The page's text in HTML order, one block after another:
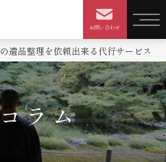
遺品整理を依頼出来る代行サービス
ラム